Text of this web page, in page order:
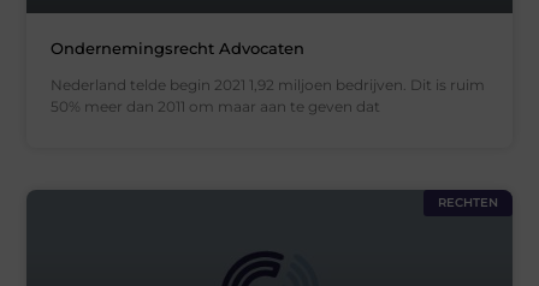
Ondernemingsrecht Advocaten
Nederland telde begin 2021 1,92 miljoen bedrijven. Dit is ruim
50% meer dan 2011 om maar aan te geven dat
RECHTEN